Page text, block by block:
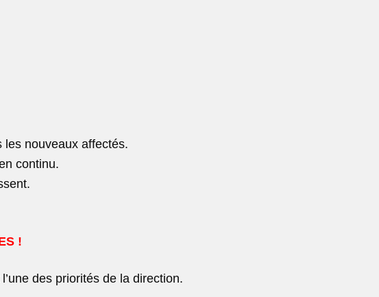
les nouveaux affectés.
continu.
!
des priorités de la direction.